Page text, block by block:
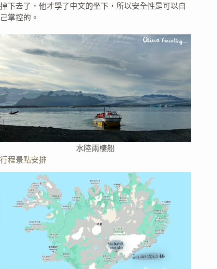
掉下去了，他才學了中文的坐下，所以安全性是可以自
己掌控的。
水陸兩棲船
行程景點安排